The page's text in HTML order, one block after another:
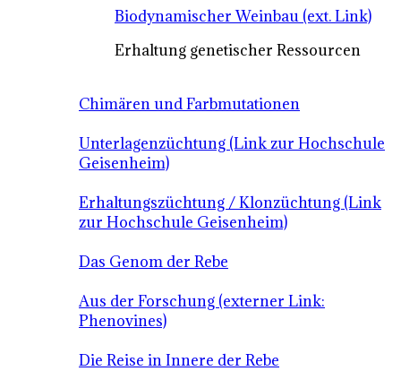
Biodynamischer Weinbau (ext. Link)
Erhaltung genetischer Ressourcen
Chimären und Farbmutationen
Unterlagenzüchtung (Link zur Hochschule
Geisenheim)
Erhaltungszüchtung / Klonzüchtung (Link
zur Hochschule Geisenheim)
Das Genom der Rebe
Aus der Forschung (externer Link:
Phenovines)
Die Reise in Innere der Rebe